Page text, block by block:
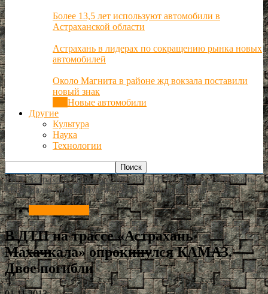
Более 13,5 лет используют автомобили в
Астраханской области
Астрахань в лидерах по сокращению рынка новых
автомобилей
Около Магнита в районе жд вокзала поставили
новый знак
Новые автомобили
Другие
Культура
Наука
Технологии
РИА Астрахань Происшествия В ДТП на трассе «Астрахань-
Махачкала» опрокинулся КАМАЗ. Двое погибли
В ДТП на трассе «Астрахань-
Махачкала» опрокинулся КАМАЗ.
Двое погибли